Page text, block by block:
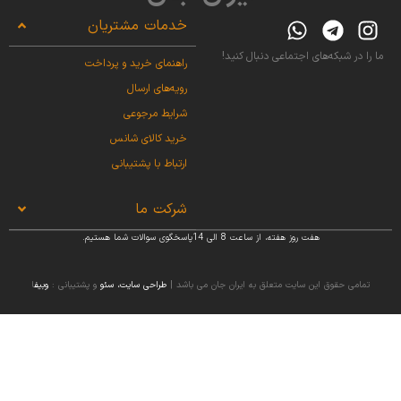
خدمات مشتریان
راهنمای خرید و پرداخت
رویه‌های ارسال
شرایط مرجوعی
خرید کالای شانس
ارتباط با پشتیبانی
شرکت ما
ما را در شبکه‌های اجتماعی دنبال کنید!
هفت روز هفته، از ساعت 8 الی 14پاسخگوی سوالات شما هستیم.
تمامی حقوق این سایت متعلق به ایران جان می باشد | طراحی سایت، سئو و پشتیبانی : وبیفا